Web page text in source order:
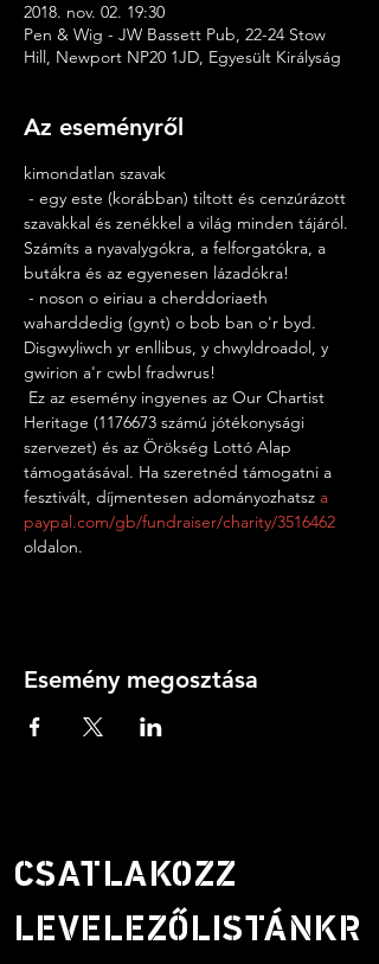
2018. nov. 02. 19:30
Pen & Wig - JW Bassett Pub, 22-24 Stow
Hill, Newport NP20 1JD, Egyesült Királyság
Az eseményről
kimondatlan szavak
szavakkal és zenékkel a világ minden tájáról.
Számíts a nyavalygókra, a felforgatókra, a
butákra és az egyenesen lázadókra!
waharddedig (gynt) o bob ban o'r byd.
Disgwyliwch yr enllibus, y chwyldroadol, y
gwirion a'r cwbl fradwrus!
Heritage (1176673 számú jótékonysági
szervezet) és az Örökség Lottó Alap
támogatásával. Ha szeretnéd támogatni a
fesztivált, díjmentesen adományozhatsz a
paypal.com/gb/fundraiser/charity/3516462
oldalon.
Esemény megosztása
CSATLAKOZZ
LEVELEZŐLISTÁNKR